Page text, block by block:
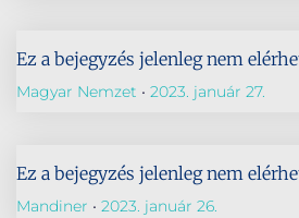
Ez a bejegyzés jelenleg nem
Magyar Nemzet 2023. január 27.
Ez a bejegyzés jelenleg nem
Mandiner 2023. január 26.